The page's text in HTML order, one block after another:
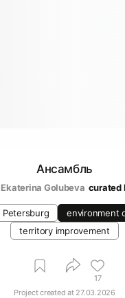
Ансамбль
Ekaterina Golubeva curated
Petersburg
environment
territory improvement
17
Project created at 27.03.2026